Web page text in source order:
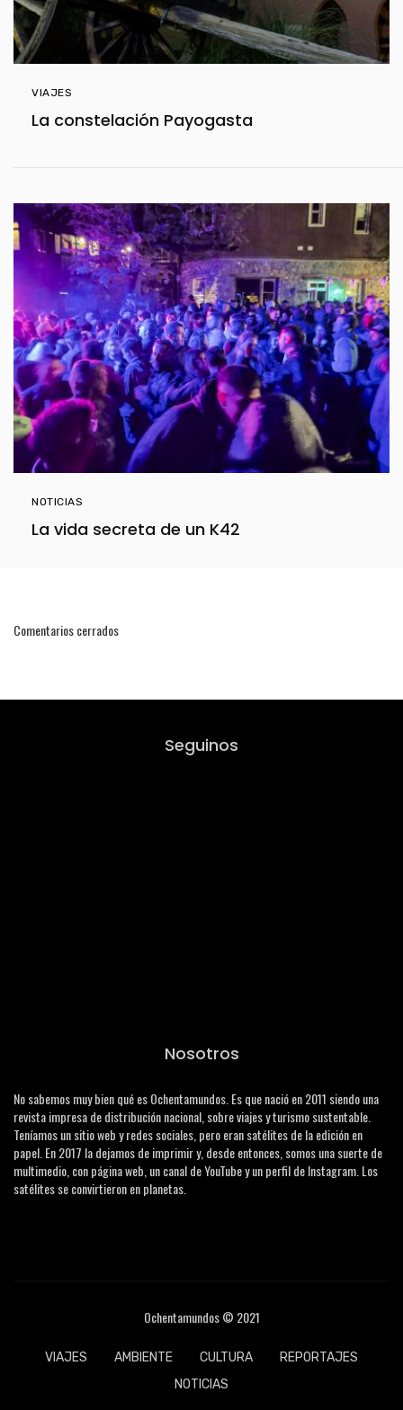
VIAJES
La constelación Payogasta
NOTICIAS
La vida secreta de un K42
Comentarios cerrados
Seguinos
Nosotros
No sabemos muy bien qué es Ochentamundos. Es que nació en 2011 siendo una
revista impresa de distribución nacional, sobre viajes y turismo sustentable.
Teníamos un sitio web y redes sociales, pero eran satélites de la edición en
papel. En 2017 la dejamos de imprimir y, desde entonces, somos una suerte de
multimedio, con página web, un canal de YouTube y un perfil de Instagram. Los
satélites se convirtieron en planetas.
Ochentamundos © 2021
VIAJES AMBIENTE CULTURA
REPORTAJES
NOTICIAS